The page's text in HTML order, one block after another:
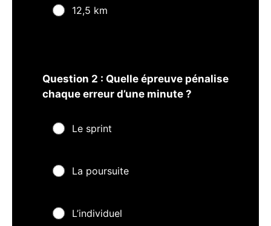
12,5 km
Question 2 : Quelle épreuve pénalise
chaque erreur d’une minute ?
Le sprint
La poursuite
L’individuel